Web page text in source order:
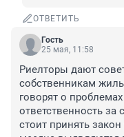
ОТВЕТИТЬ
Гость
25 мая, 11:58
Риелторы дают
собственникам
говорят о
ответственность
стоит принять